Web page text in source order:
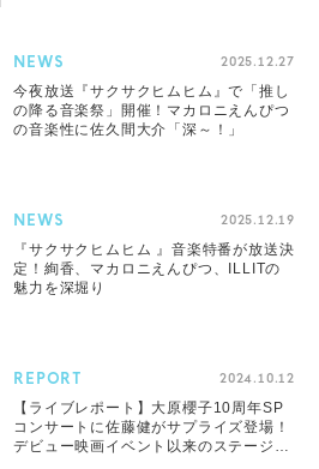
NEWS 2025.12.27
今夜放送『サクサクヒムヒム』で「推し
の降る音楽祭」開催！マカロニえんぴつ
の音楽性に佐久間大介「深～！」
NEWS 2025.12.19
『サクサクヒムヒム 』音楽特番が放送決
定！絢香、マカロニえんぴつ、ILLITの
魅力を深堀り
REPORT 2024.10.12
【ライブレポート】大原櫻子10周年SP
コンサートに佐藤健がサプライズ登場！
デビュー映画イベント以来のステージ共